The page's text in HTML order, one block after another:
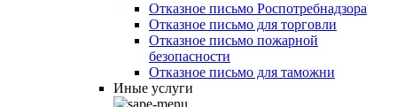
Отказное письмо Роспотребнадзора
Отказное письмо для торговли
Отказное письмо пожарной
безопасности
Отказное письмо для таможни
Иные услуги